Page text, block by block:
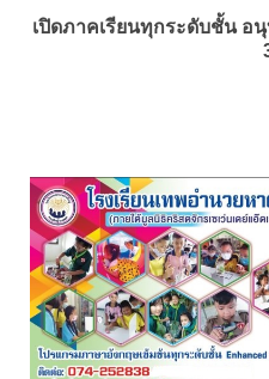
เปิดภาคเรียนทุกระดับชั้น อ